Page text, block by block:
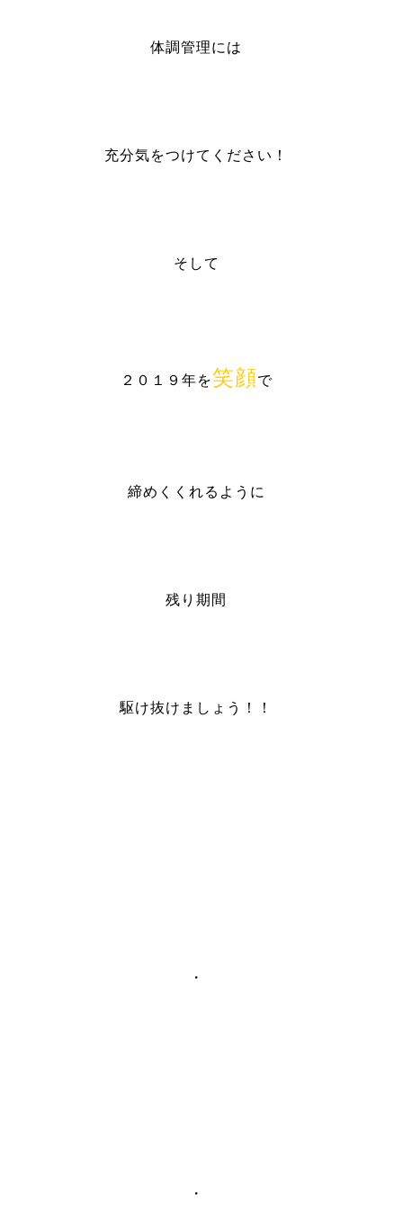
体調管理には
充分気をつけてください！
そして
２０１９年を笑顔で
締めくくれるように
残り期間
駆け抜けましょう！！
・
・